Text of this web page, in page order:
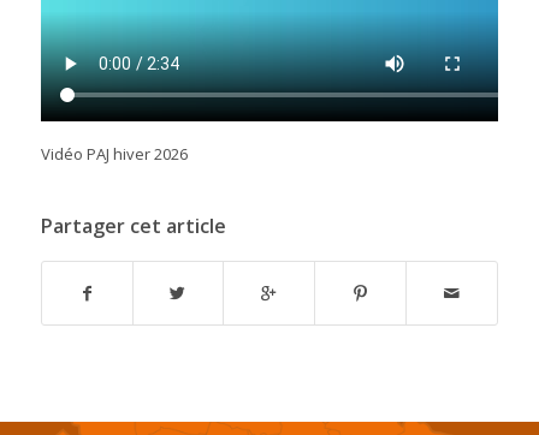
Vidéo PAJ hiver 2026
Partager cet article